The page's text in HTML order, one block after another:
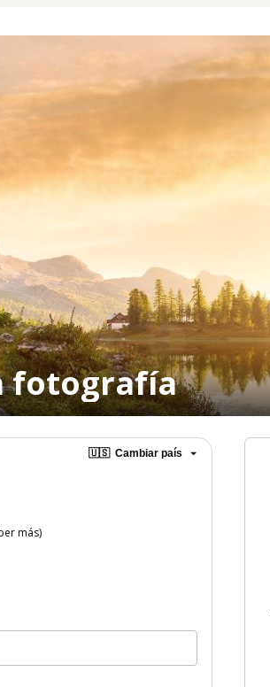
fotografía
🇺🇸 Cambiar país
más)